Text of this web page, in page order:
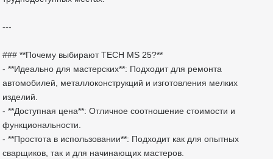
---
### **Почему выбирают TECH MS 25?**
- **Идеально для мастерских**: Подходит для ремонта
автомобилей, металлоконструкций и изготовления мелких
изделий.
- **Доступная цена**: Отличное соотношение стоимости и
функциональности.
- **Простота в использовании**: Подходит как для опытных
сварщиков, так и для начинающих мастеров.